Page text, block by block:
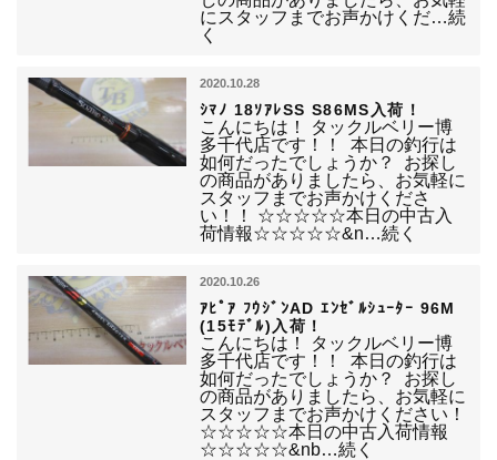
にスタッフまでお声かけくだ…続
く
2020.10.28
ｼﾏﾉ 18ｿｱﾚSS S86MS入荷！
こんにちは！ タックルベリー博
多千代店です！！ 本日の釣行は
如何だったでしょうか？ お探し
の商品がありましたら、お気軽に
スタッフまでお声かけくださ
い！！ ☆☆☆☆☆本日の中古入
荷情報☆☆☆☆☆&n…続く
2020.10.26
ｱﾋﾟｱ ﾌｳｼﾞﾝAD ｴﾝｾﾞﾙｼｭｰﾀｰ 96M
(15ﾓﾃﾞﾙ)入荷！
こんにちは！ タックルベリー博
多千代店です！！ 本日の釣行は
如何だったでしょうか？ お探し
の商品がありましたら、お気軽に
スタッフまでお声かけください！
☆☆☆☆☆本日の中古入荷情報
☆☆☆☆☆&nb…続く